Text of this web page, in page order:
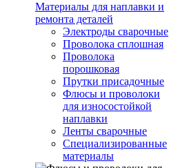
Материалы для наплавки и
ремонта деталей
Электроды сварочные
Проволока сплошная
Проволока
порошковая
Прутки присадочные
Флюсы и проволоки
для износостойкой
наплавки
Ленты сварочные
Специализированные
материалы